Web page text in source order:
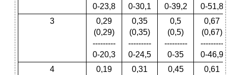
0-23,8
0-30,1
0-39,2
0-51,8
3
0,29
(0,29)
---------
0-20,3
0,35
(0,35)
---------
0-24,5
0,5
(0,5)
---------
0-35
0,67
(0,67)
---------
0-46,9
4
0,19
0,31
0,45
0,61